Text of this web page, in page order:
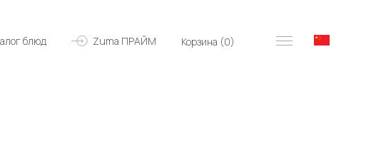
Zuma ПРАЙМ
блюд Корзина (0)